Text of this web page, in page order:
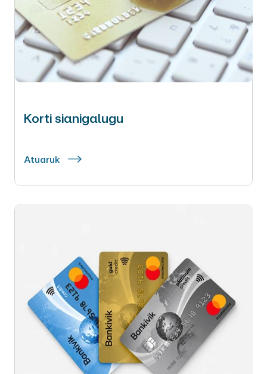
Korti sianigalugu
Atuaruk